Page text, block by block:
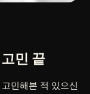
민 끝
민해본 적 있으신